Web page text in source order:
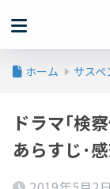
ホーム サスペ
ドラマ｢検
あらすじ･